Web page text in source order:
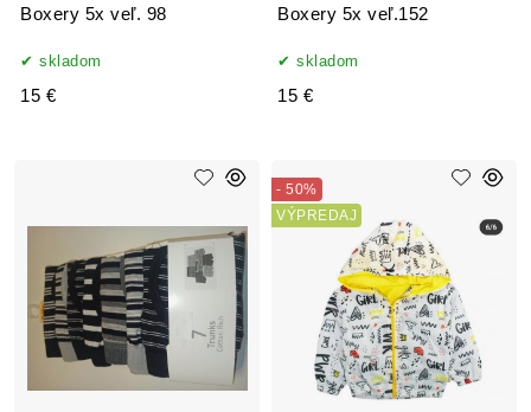
Boxery 5x veľ. 98
skladom
15 €
Boxery 5x veľ.152
skladom
15 €
- 50%
VÝPREDAJ